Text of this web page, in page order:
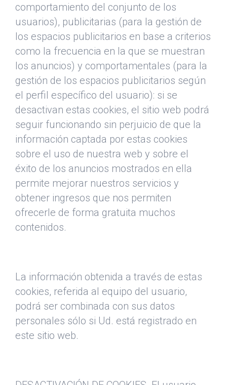
comportamiento del conjunto de los
usuarios), publicitarias (para la gestión de
los espacios publicitarios en base a criterios
como la frecuencia en la que se muestran
los anuncios) y comportamentales (para la
gestión de los espacios publicitarios según
el perfil específico del usuario): si se
desactivan estas cookies, el sitio web podrá
seguir funcionando sin perjuicio de que la
información captada por estas cookies
sobre el uso de nuestra web y sobre el
éxito de los anuncios mostrados en ella
permite mejorar nuestros servicios y
obtener ingresos que nos permiten
ofrecerle de forma gratuita muchos
contenidos.
La información obtenida a través de estas
cookies, referida al equipo del usuario,
podrá ser combinada con sus datos
personales sólo si Ud. está registrado en
este sitio web.